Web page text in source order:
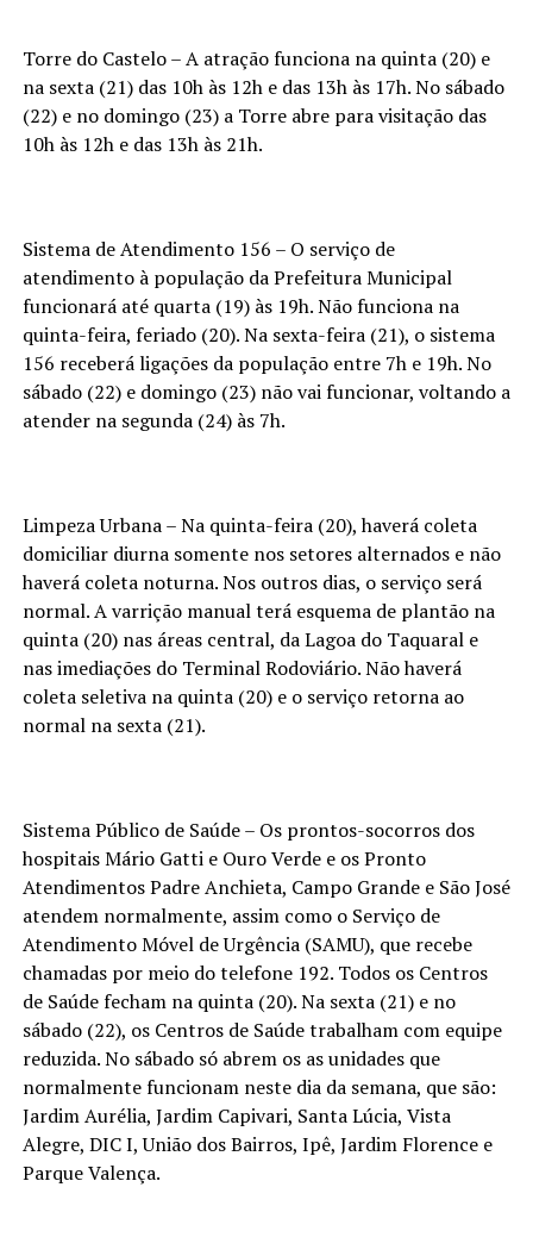
Torre do Castelo – A atração funciona na quinta (20) e
na sexta (21) das 10h às 12h e das 13h às 17h. No sábado
(22) e no domingo (23) a Torre abre para visitação das
10h às 12h e das 13h às 21h.
Sistema de Atendimento 156 – O serviço de
atendimento à população da Prefeitura Municipal
funcionará até quarta (19) às 19h. Não funciona na
quinta-feira, feriado (20). Na sexta-feira (21), o sistema
156 receberá ligações da população entre 7h e 19h. No
sábado (22) e domingo (23) não vai funcionar, voltando a
atender na segunda (24) às 7h.
Limpeza Urbana – Na quinta-feira (20), haverá coleta
domiciliar diurna somente nos setores alternados e não
haverá coleta noturna. Nos outros dias, o serviço será
normal. A varrição manual terá esquema de plantão na
quinta (20) nas áreas central, da Lagoa do Taquaral e
nas imediações do Terminal Rodoviário. Não haverá
coleta seletiva na quinta (20) e o serviço retorna ao
normal na sexta (21).
Sistema Público de Saúde – Os prontos-socorros dos
hospitais Mário Gatti e Ouro Verde e os Pronto
Atendimentos Padre Anchieta, Campo Grande e São José
atendem normalmente, assim como o Serviço de
Atendimento Móvel de Urgência (SAMU), que recebe
chamadas por meio do telefone 192. Todos os Centros
de Saúde fecham na quinta (20). Na sexta (21) e no
sábado (22), os Centros de Saúde trabalham com equipe
reduzida. No sábado só abrem os as unidades que
normalmente funcionam neste dia da semana, que são:
Jardim Aurélia, Jardim Capivari, Santa Lúcia, Vista
Alegre, DIC I, União dos Bairros, Ipê, Jardim Florence e
Parque Valença.